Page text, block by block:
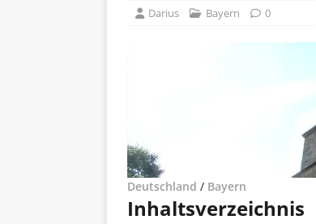
Darius Bayern 0
Deutschland / Bayern
Inhaltsverzeichnis